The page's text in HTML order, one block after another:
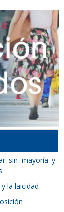
sin mayoría y
la laicidad